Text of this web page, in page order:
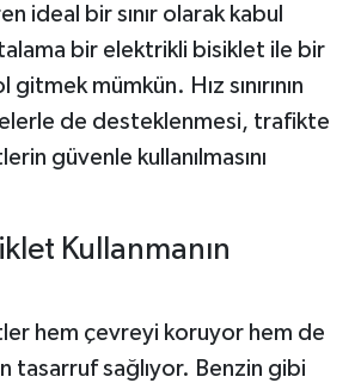
ideal bir sınır olarak kabul
bir elektrikli bisiklet ile bir
mümkün. Hız sınırının
de desteklenmesi, trafikte
güvenle kullanılmasını
Kullanmanın
hem çevreyi koruyor hem de
tasarruf sağlıyor. Benzin gibi